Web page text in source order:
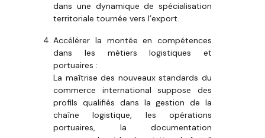
dans une dynamique de spécialisation
territoriale tournée vers l’export.
Accélérer la montée en compétences
dans les métiers logistiques et
portuaires :
La maîtrise des nouveaux standards du
commerce international suppose des
profils qualifiés dans la gestion de la
chaîne logistique, les opérations
portuaires, la documentation